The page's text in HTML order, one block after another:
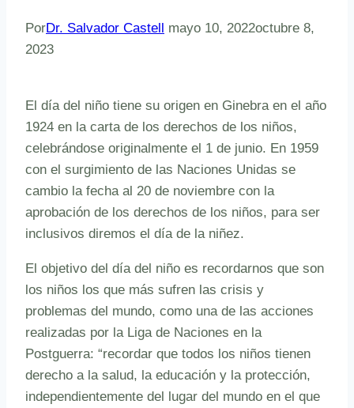
PorDr. Salvador Castell mayo 10, 2022octubre 8,
2023
El día del niño tiene su origen en Ginebra en el año
1924 en la carta de los derechos de los niños,
celebrándose originalmente el 1 de junio. En 1959
con el surgimiento de las Naciones Unidas se
cambio la fecha al 20 de noviembre con la
aprobación de los derechos de los niños, para ser
inclusivos diremos el día de la niñez.
El objetivo del día del niño es recordarnos que son
los niños los que más sufren las crisis y
problemas del mundo, como una de las acciones
realizadas por la Liga de Naciones en la
Postguerra: “recordar que todos los niños tienen
derecho a la salud, la educación y la protección,
independientemente del lugar del mundo en el que